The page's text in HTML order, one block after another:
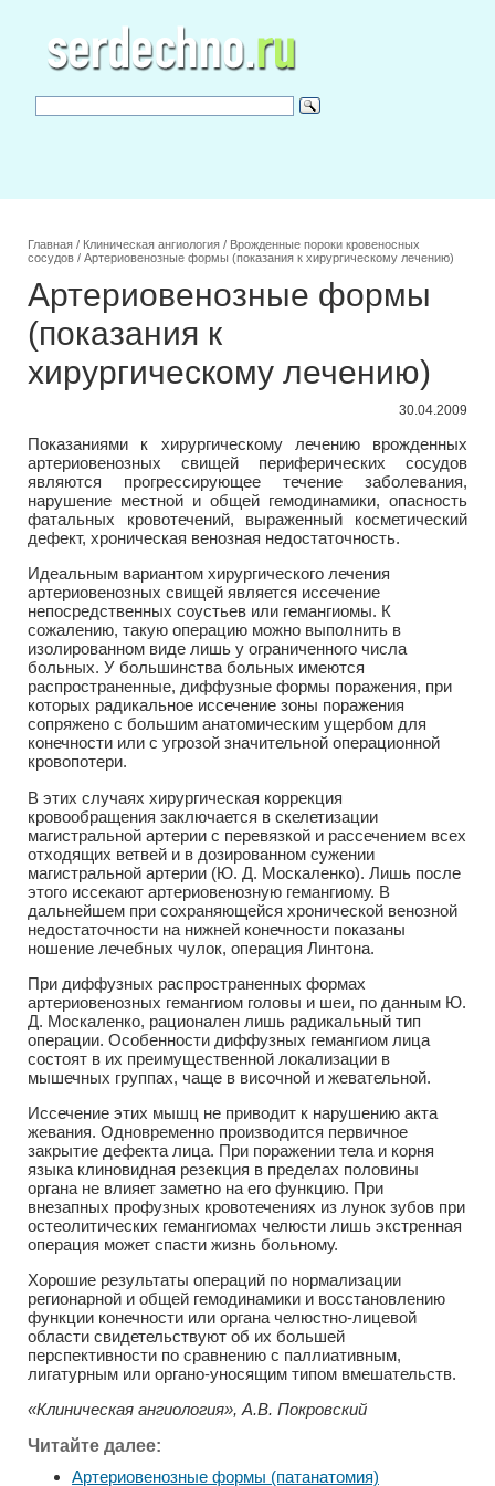
Главная / Клиническая ангиология / Врожденные пороки кровеносных
сосудов / Артериовенозные формы (показания к хирургическому лечению)
Артериовенозные формы
(показания к
хирургическому лечению)
30.04.2009
Показаниями к хирургическому лечению врожденных
артериовенозных свищей периферических сосудов
являются прогрессирующее течение заболевания,
нарушение местной и общей гемодинамики, опасность
фатальных кровотечений, выраженный косметический
дефект, хроническая венозная недостаточность.
Идеальным вариантом хирургического лечения
артериовенозных свищей является иссечение
непосредственных соустьев или гемангиомы. К
сожалению, такую операцию можно выполнить в
изолированном виде лишь у ограниченного числа
больных. У большинства больных имеются
распространенные, диффузные формы поражения, при
которых радикальное иссечение зоны поражения
сопряжено с большим анатомическим ущербом для
конечности или с угрозой значительной операционной
кровопотери.
В этих случаях хирургическая коррекция
кровообращения заключается в скелетизации
магистральной артерии с перевязкой и рассечением всех
отходящих ветвей и в дозированном сужении
магистральной артерии (Ю. Д. Москаленко). Лишь после
этого иссекают артериовенозную гемангиому. В
дальнейшем при сохраняющейся хронической венозной
недостаточности на нижней конечности показаны
ношение лечебных чулок, операция Линтона.
При диффузных распространенных формах
артериовенозных гемангиом головы и шеи, по данным Ю.
Д. Москаленко, рационален лишь радикальный тип
операции. Особенности диффузных гемангиом лица
состоят в их преимущественной локализации в
мышечных группах, чаще в височной и жевательной.
Иссечение этих мышц не приводит к нарушению акта
жевания. Одновременно производится первичное
закрытие дефекта лица. При поражении тела и корня
языка клиновидная резекция в пределах половины
органа не влияет заметно на его функцию. При
внезапных профузных кровотечениях из лунок зубов при
остеолитических гемангиомах челюсти лишь экстренная
операция может спасти жизнь больному.
Хорошие результаты операций по нормализации
регионарной и общей гемодинамики и восстановлению
функции конечности или органа челюстно-лицевой
области свидетельствуют об их большей
перспективности по сравнению с паллиативным,
лигатурным или органо-уносящим типом вмешательств.
«Клиническая ангиология», А.В. Покровский
Читайте далее:
Артериовенозные формы (патанатомия)